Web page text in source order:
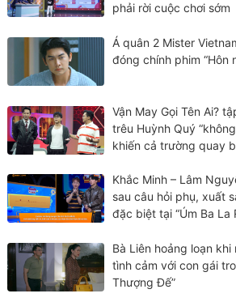
phải rời cuộc chơi sớm
Á quân 2 Mister
đóng chính phim “Hôn
Vận May Gọi Tên Ai?
trêu Huỳnh Quý
khiến cả trường quay
Khắc Minh – Lâm
sau câu hỏi phụ, xuất
đặc biệt tại “Úm Ba La
Bà Liên hoảng loạn
tình cảm với con gái
Thượng Đế”